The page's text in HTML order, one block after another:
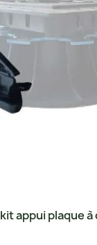
appui plaque